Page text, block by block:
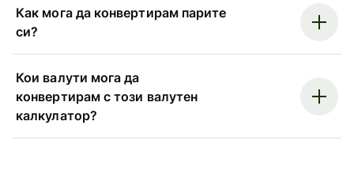
Как мога да конвертирам парите
си?
Кои валути мога да
конвертирам с този валутен
калкулатор?